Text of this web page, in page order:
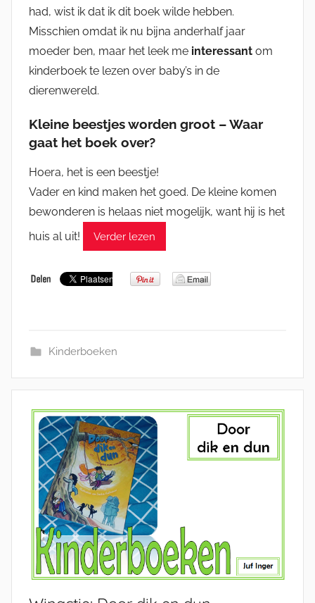
had, wist ik dat ik dit boek wilde hebben.
Misschien omdat ik nu bijna anderhalf jaar
moeder ben, maar het leek me interessant om
kinderboek te lezen over baby’s in de
dierenwereld.
Kleine beestjes worden groot – Waar
gaat het boek over?
Hoera, het is een beestje!
Vader en kind maken het goed. De kleine komen
bewonderen is helaas niet mogelijk, want hij is het
huis al uit!
Verder lezen
Kinderboeken